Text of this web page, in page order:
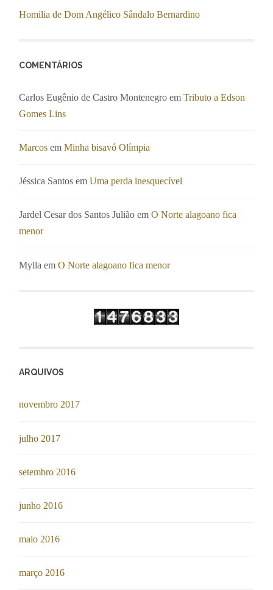
Homilia de Dom Angélico Sândalo Bernardino
COMENTÁRIOS
Carlos Eugênio de Castro Montenegro emTributo a Edson
Gomes Lins
Marcos emMinha bisavó Olímpia
Jéssica Santos emUma perda inesquecível
Jardel Cesar dos Santos Julião emO Norte alagoano fica
menor
Mylla emO Norte alagoano fica menor
ARQUIVOS
novembro 2017
julho 2017
setembro 2016
junho 2016
maio 2016
março 2016